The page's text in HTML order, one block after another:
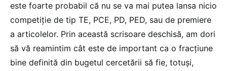
este foarte probabil că nu se va mai putea lansa nicio
competiție de tip TE, PCE, PD, PED, sau de premiere
a articolelor. Prin această scrisoare deschisă, am dori
să vă reamintim cât este de important ca o fracțiune
bine definită din bugetul cercetării să fie, totuși,